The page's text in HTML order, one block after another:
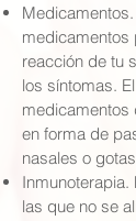
medicamentos
reacción de tu
los síntomas.
medicamentos
en forma de
nasales o
las que no se